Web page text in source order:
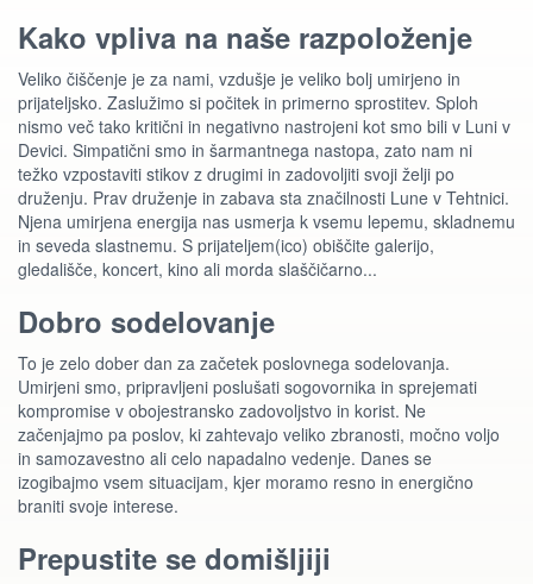
Kako vpliva na naše razpoloženje
Veliko čiščenje je za nami, vzdušje je veliko bolj umirjeno in
prijateljsko. Zaslužimo si počitek in primerno sprostitev. Sploh
nismo več tako kritični in negativno nastrojeni kot smo bili v Luni v
Devici. Simpatični smo in šarmantnega nastopa, zato nam ni
težko vzpostaviti stikov z drugimi in zadovoljiti svoji želji po
druženju. Prav druženje in zabava sta značilnosti Lune v Tehtnici.
Njena umirjena energija nas usmerja k vsemu lepemu, skladnemu
in seveda slastnemu. S prijateljem(ico) obiščite galerijo,
gledališče, koncert, kino ali morda slaščičarno...
Dobro sodelovanje
To je zelo dober dan za začetek poslovnega sodelovanja.
Umirjeni smo, pripravljeni poslušati sogovornika in sprejemati
kompromise v obojestransko zadovoljstvo in korist. Ne
začenjajmo pa poslov, ki zahtevajo veliko zbranosti, močno voljo
in samozavestno ali celo napadalno vedenje. Danes se
izogibajmo vsem situacijam, kjer moramo resno in energično
braniti svoje interese.
Prepustite se domišljiji